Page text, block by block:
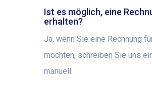
Ist es möglich, eine
erhalten?
Ja, wenn Sie eine Rechnung
möchten, schreiben Sie uns
manuell.